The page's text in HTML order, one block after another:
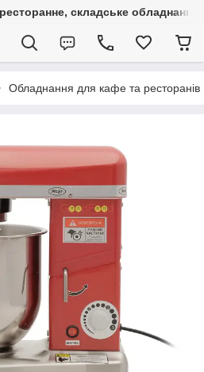
складське обладнання
Обладнання для кафе та ресторанів